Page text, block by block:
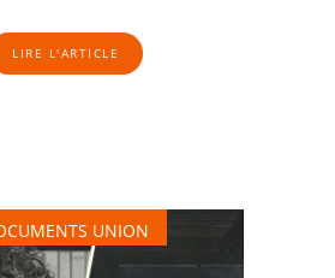
LIRE L'ARTICLE
UNION